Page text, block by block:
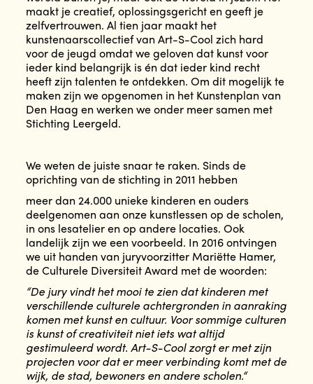
maakt je creatief, oplossingsgericht en geeft je
zelfvertrouwen. Al tien jaar maakt het
kunstenaarscollectief van Art-S-Cool zich hard
voor de jeugd omdat we geloven dat kunst voor
ieder kind belangrijk is én dat ieder kind recht
heeft zijn talenten te ontdekken. Om dit mogelijk te
maken zijn we opgenomen in het Kunstenplan van
Den Haag en werken we onder meer samen met
Stichting Leergeld.
We weten de juiste snaar te raken. Sinds de
oprichting van de stichting in 2011 hebben
meer dan 24.000 unieke kinderen en ouders
deelgenomen aan onze kunstlessen op de scholen,
in ons lesatelier en op andere locaties. Ook
landelijk zijn we een voorbeeld. In 2016 ontvingen
we uit handen van juryvoorzitter Mariëtte Hamer,
de Culturele Diversiteit Award met de woorden:
“De jury vindt het mooi te zien dat kinderen met
verschillende culturele achtergronden in aanraking
komen met kunst en cultuur. Voor sommige culturen
is kunst of creativiteit niet iets wat altijd
gestimuleerd wordt. Art-S-Cool zorgt er met zijn
projecten voor dat er meer verbinding komt met de
wijk, de stad, bewoners en andere scholen.“